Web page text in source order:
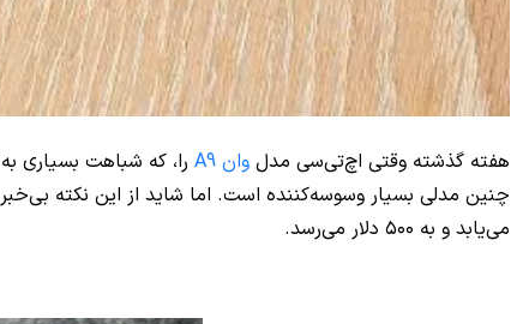
هفته گذشته وقتی اچ‌تی‌سی مدل وان A9
می‌یابد و به ۵۰۰ دلار می‌رسد.